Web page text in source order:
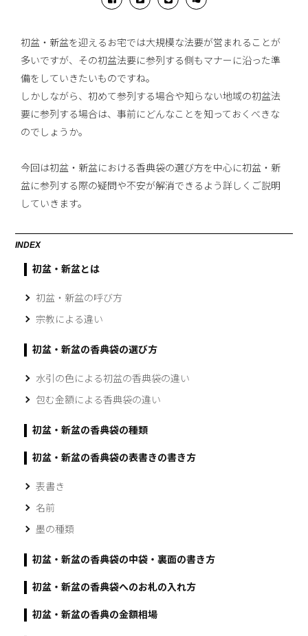
初盆・新盆を迎えるお宅では大規模な法要が営まれることが
多いですが、その初盆法要に参列する側もマナーに沿った準
備をしていきたいものですね。
しかしながら、初めて参列する場合や知らない地域の初盆法
要に参列する場合は、事前にどんなことを知っておくべきな
のでしょうか。
今回は初盆・新盆における香典袋の選び方を中心に初盆・新
盆に参列する際の疑問や不安が解消できるよう詳しくご説明
していきます。
INDEX
初盆・新盆とは
初盆・新盆の呼び方
宗教による違い
初盆・新盆の香典袋の選び方
水引の色による初盆の香典袋の違い
包む金額による香典袋の違い
初盆・新盆の香典袋の種類
初盆・新盆の香典袋の表書きの書き方
表書き
名前
墨の種類
初盆・新盆の香典袋の中袋・裏面の書き方
初盆・新盆の香典袋へのお札の入れ方
初盆・新盆の香典の金額相場